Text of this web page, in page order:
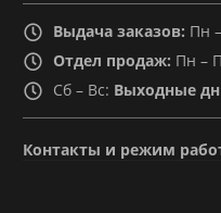
Выдача заказов: Пн
Отдел продаж: Пн –
Сб – Вс: Выходные
Контакты и режим